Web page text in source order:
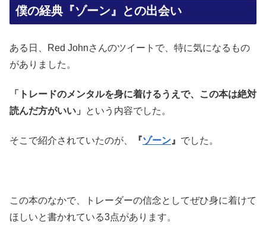
僕の経典『ゾーン』との出会い
ある日、Red Johnさんのツイートで、特に気になるもの
がありました。
「トレードのメンタルを身に着けるうえで、この本は絶対
読んだ方がいい」
という内容でした。
そこで紹介されていたのが、 『ゾーン 』 でした。
この本のなかで、トレーダーの信念としてぜひ身に着けて
ほしいと書かれている3点があります。